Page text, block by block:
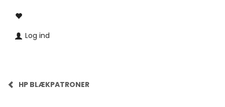
Log ind
HP BLÆKPATRONER